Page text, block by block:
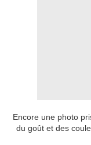
Encore une photo
du goût et des